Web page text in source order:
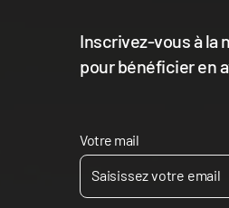
Inscrivez-vous à la
pour bénéficier en
Votre mail